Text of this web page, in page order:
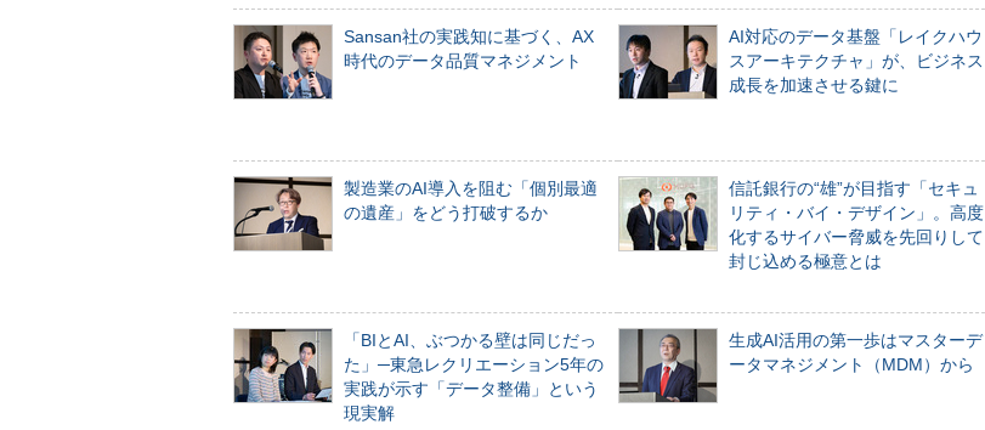
Sansan社の実践知に基づく、AX
時代のデータ品質マネジメント
AI対応のデータ基盤「レイクハウ
スアーキテクチャ」が、ビジネス
成長を加速させる鍵に
製造業のAI導入を阻む「個別最適
の遺産」をどう打破するか
信託銀行の“雄”が目指す「セキュ
リティ・バイ・デザイン」。高度
化するサイバー脅威を先回りして
封じ込める極意とは
「BIとAI、ぶつかる壁は同じだっ
た」─東急レクリエーション5年の
実践が示す「データ整備」という
現実解
生成AI活用の第一歩はマスターデ
ータマネジメント（MDM）から